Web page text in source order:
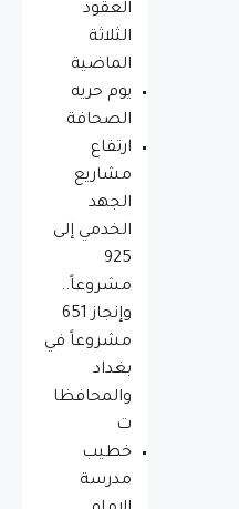
العقود
الثلاثة
الماضية
يوم حريه
الصحافة
ارتفاع
مشاريع
الجهد
الخدمي إلى
925
مشروعاً..
وإنجاز 651
مشروعاً في
بغداد
والمحافظا
ت
خطيب
مدرسة